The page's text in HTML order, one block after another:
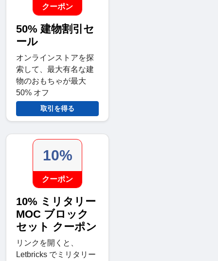
クーポン
50% 建物割引セ
ール
オンラインストアを探
索して、最大有名な建
物のおもちゃが最大
50% オフ
取引を得る
10%
クーポン
10% ミリタリー
MOC ブロック
セット クーポン
リンクを開くと、
Letbricks でミリタリー